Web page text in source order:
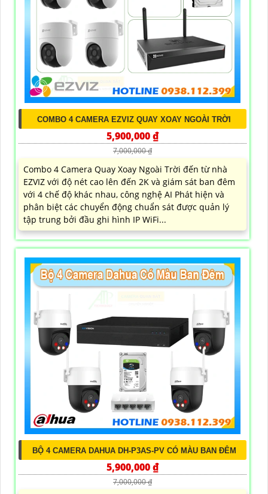
COMBO 4 CAMERA EZVIZ QUAY XOAY NGOÀI TRỜI
5,900,000 ₫
7,000,000 ₫
Combo 4 Camera Quay Xoay Ngoài Trời đến từ nhà
EZVIZ với độ nét cao lên đến 2K và giám sát ban đêm
với 4 chế độ khác nhau, công nghệ AI Phát hiện và
phân biệt các chuyển động chuẩn sát được quản lý
tập trung bởi đầu ghi hình IP WiFi...
BỘ 4 CAMERA DAHUA DH-P3AS-PV CÓ MÀU BAN ĐÊM
5,900,000 ₫
7,000,000 ₫